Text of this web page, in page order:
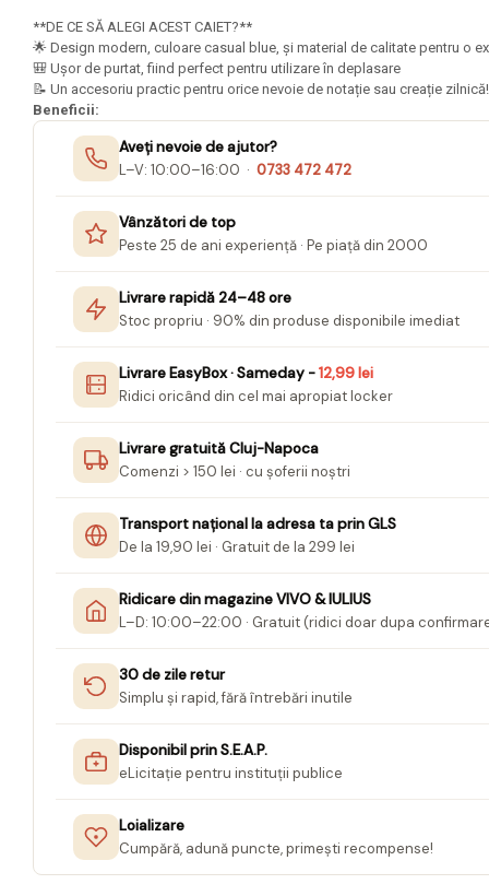
Sticle, caserole, pusculite,
suporturi copii
Etichete scolare
Stickere scolare
Seturi scolare
Plastilina, Planseta plastilina
Socotitoare, Betisoare
Carti de Colorat pentru copii
Carti Educative
Carnetele notite copii
Jurnale cu cheita, lacat,
magnet
Pasta modelatoare
Harti de perete
Creta scolara
Glob Pamantesc Scolar
Materiale Didactice
Instrumente geometrie pentru
tabla scolara
Tablite de desenat magnetice
Sugativa
Articole papetarie pentru copii
Banda adeziva
Compas scolar
**DE CE SĂ ALEGI ACEST CAIET?**
🌟 Design modern, culoare casual blue, și material de calitate pentru o
🎒 Ușor de purtat, fiind perfect pentru utilizare în deplasare
📝 Un accesoriu practic pentru orice nevoie de notație sau creație zilnică!
Beneficii:
Aveți nevoie de ajutor?
L–V: 10:00–16:00 · 0733 472 472
Vânzători de top
Peste 25 de ani experiență · Pe piață din 2000
Livrare rapidă 24–48 ore
Stoc propriu · 90% din produse disponibile imediat
Livrare EasyBox · Sameday -12,99 lei
Ridici oricând din cel mai apropiat locker
Livrare gratuită Cluj-Napoca
Comenzi > 150 lei · cu șoferii noștri
Transport național la adresa ta prin GLS
De la 19,90 lei · Gratuit de la 299 lei
Ridicare din magazine VIVO & IULIUS
L–D: 10:00–22:00 · Gratuit (ridici doar dupa
30 de zile retur
Simplu și rapid, fără întrebări inutile
Disponibil prin S.E.A.P.
eLicitație pentru instituții publice
Loializare
Cumpără, adună puncte, primești recompense!